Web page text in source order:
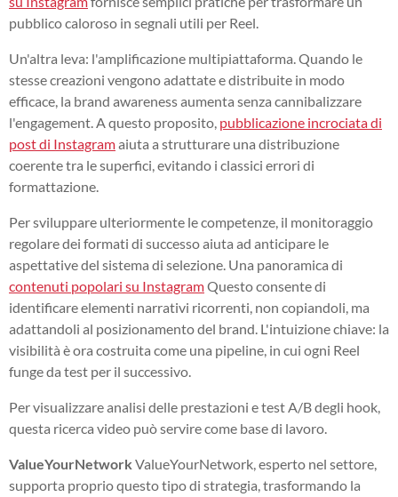
pubblico caloroso in segnali utili per Reel.
Un'altra leva: l'amplificazione multipiattaforma. Quando le
stesse creazioni vengono adattate e distribuite in modo
efficace, la brand awareness aumenta senza cannibalizzare
l'engagement. A questo proposito, pubblicazione incrociata di
post di Instagramaiuta a strutturare una distribuzione
coerente tra le superfici, evitando i classici errori di
formattazione.
Per sviluppare ulteriormente le competenze, il monitoraggio
regolare dei formati di successo aiuta ad anticipare le
aspettative del sistema di selezione. Una panoramica di
contenuti popolari su InstagramQuesto consente di
identificare elementi narrativi ricorrenti, non copiandoli, ma
adattandoli al posizionamento del brand. L'intuizione chiave: la
visibilità è ora costruita come una pipeline, in cui ogni Reel
funge da test per il successivo.
Per visualizzare analisi delle prestazioni e test A/B degli hook,
questa ricerca video può servire come base di lavoro.
ValueYourNetwork ValueYourNetwork, esperto nel settore,
supporta proprio questo tipo di strategia, trasformando la